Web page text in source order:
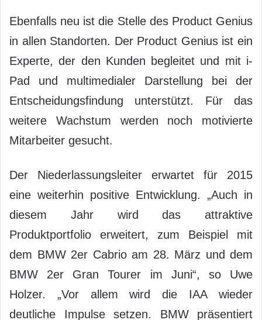
Ebenfalls neu ist die Stelle des Product Genius
in allen Standorten. Der Product Genius ist ein
Experte, der den Kunden begleitet und mit i-
Pad und multimedialer Darstellung bei der
Entscheidungsfindung unterstützt. Für das
weitere Wachstum werden noch motivierte
Mitarbeiter gesucht.
Der Niederlassungsleiter erwartet für 2015
eine weiterhin positive Entwicklung. „Auch in
diesem Jahr wird das attraktive
Produktportfolio erweitert, zum Beispiel mit
dem BMW 2er Cabrio am 28. März und dem
BMW 2er Gran Tourer im Juni“, so Uwe
Holzer. „Vor allem wird die IAA wieder
deutliche Impulse setzen. BMW präsentiert